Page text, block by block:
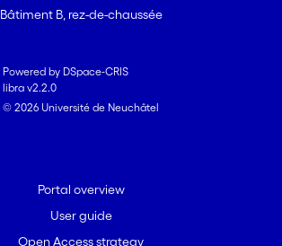
Bâtiment B, rez-de-chaussée
Powered by DSpace-CRIS
libra v2.2.0
© 2026 Université de Neuchâtel
Portal overview
User guide
Open Access strategy